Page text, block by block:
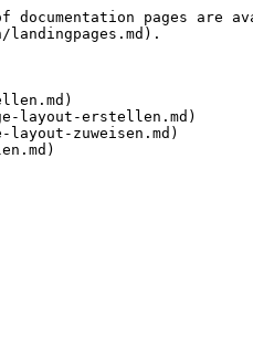
pages are
layout-erstellen.md)
zuweisen.md)